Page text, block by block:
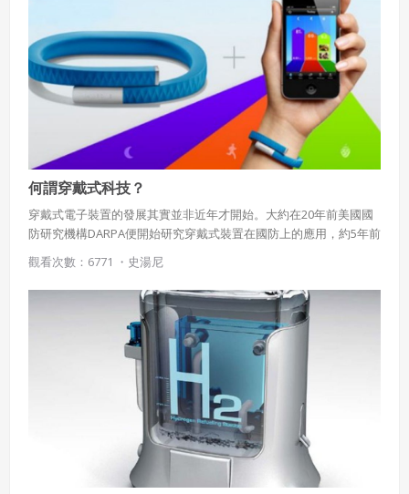
何謂穿戴式科技？
穿戴式電子裝置的發展其實並非近年才開始。大約在20年前美國國
防研究機構DARPA便開始研究穿戴式裝置在國防上的應用，約5年前
國際上開始發展穿戴式智慧輔具，輔助人類機能障礙。 智慧型手機
大量普及後，許多新創公司發表智慧手錶。直到近年Sony、
Samsung、Google等主要廠商真正發表穿戴式智慧裝置後，人們
才意識到穿戴式電子裝置的時代來臨了。
觀看次數：6771 ・ 史湯尼